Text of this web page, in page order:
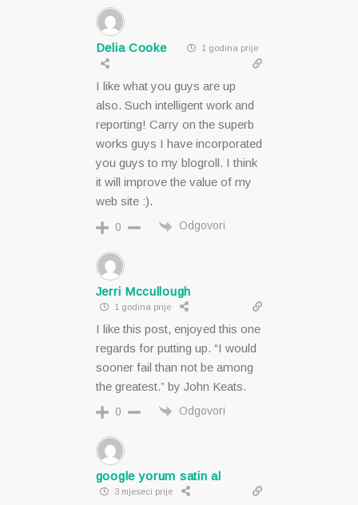
Delia Cooke 1 godina prije
I like what you guys are up
also. Such intelligent work and
reporting! Carry on the superb
works guys I have incorporated
you guys to my blogroll. I think
it will improve the value of my
web site :).
0 Odgovori
Jerri Mccullough
1 godina prije
I like this post, enjoyed this one
regards for putting up. “I would
sooner fail than not be among
the greatest.” by John Keats.
0 Odgovori
google yorum satin al
3 mjeseci prije